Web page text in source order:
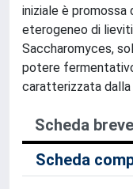
iniziale è promossa
eterogeneo di
Saccharomyces,
potere
caratterizzata dalla
Scheda breve
Scheda